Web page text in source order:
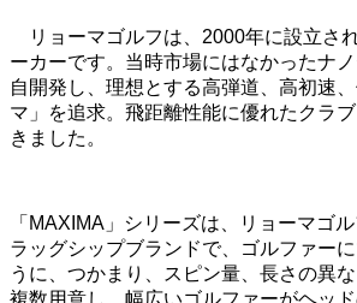
リョーマゴルフは、2000年に設立さ
ーカーです。当時市場にはなかったナ
自開発し、理想とする高弾道、高初速
マ」を追求。飛距離性能に優れたクラ
きました。
「MAXIMA」シリーズは、リョーマゴ
ラッグシップブランドで、ゴルファー
うに、つかまり、スピン量、長さの異
複数用意し、幅広いゴルファーがヘッ